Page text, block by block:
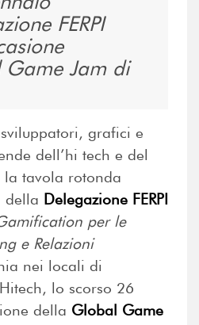
FERPI
Jam di
grafici e
dell’hi tech e del
tavola rotonda
della Delegazione FERPI
per le
e Relazioni
nei locali di
lo scorso 26
della Global Game